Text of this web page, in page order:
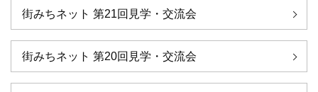
街みちネット 第21回見学・交流会
街みちネット 第20回見学・交流会